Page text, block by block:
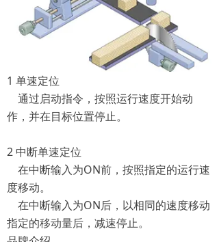
1 单速定位
通过启动指令，按照运行速度开始动
作，并在目标位置停止。
2 中断单速定位
在中断输入为ON前，按照指定的运行速
度移动。
在中断输入为ON后，以相同的速度移动
指定的移动量后，减速停止。